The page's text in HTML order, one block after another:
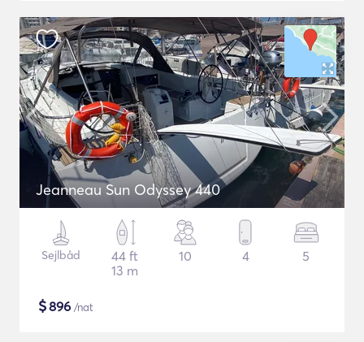
Jeanneau Sun Odyssey 440
Sejlbåd
44 ft
13 m
10 4 5
$896 /nat